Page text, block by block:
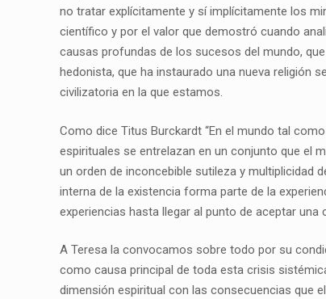
no tratar explícitamente y sí implícitamente los
científico y por el valor que demostró cuando
causas profundas de los sucesos del mundo,
hedonista, que ha instaurado una nueva religión
civilizatoria en la que estamos.
Como dice Titus Burckardt “En el mundo tal
espirituales se entrelazan en un conjunto que el
un orden de inconcebible sutileza y multiplicidad
interna de la existencia forma parte de la
experiencias hasta llegar al punto de aceptar
A Teresa la convocamos sobre todo por su
como causa principal de toda esta crisis
dimensión espiritual con las consecuencias que